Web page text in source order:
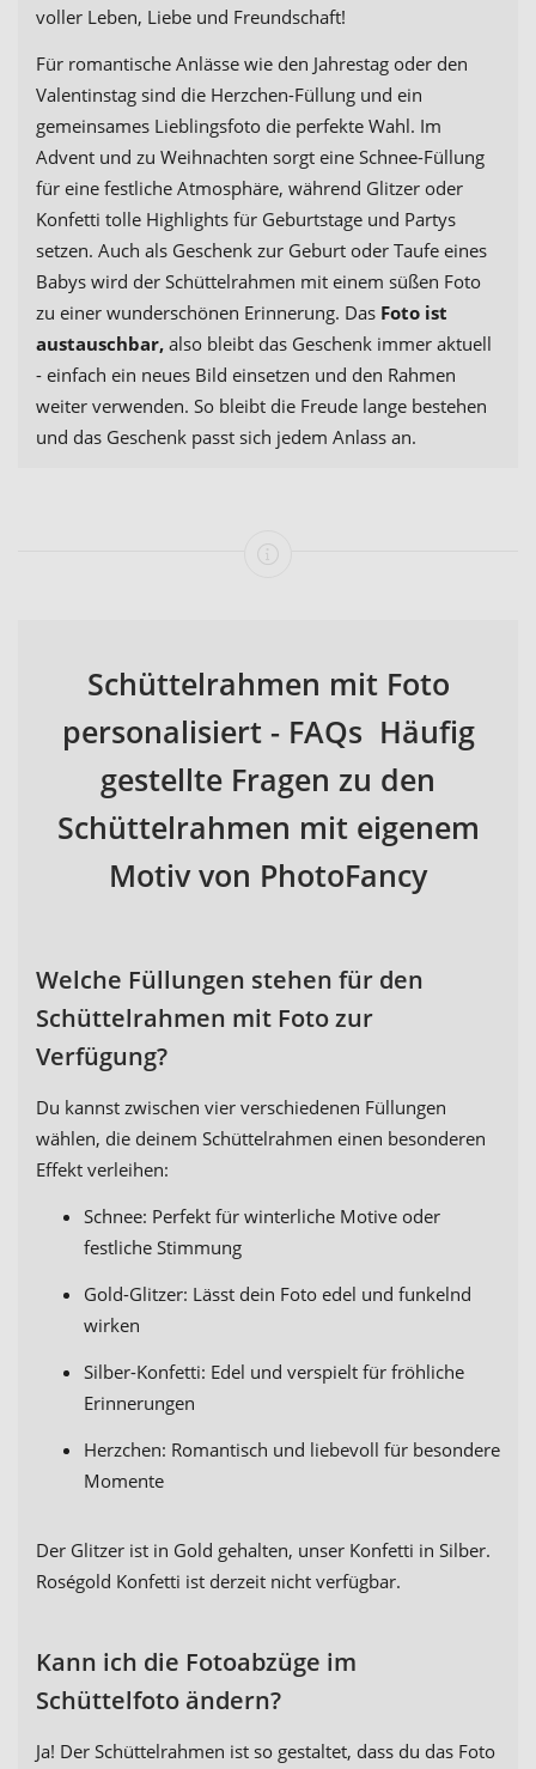
voller Leben, Liebe und Freundschaft!
Für romantische Anlässe wie den Jahrestag oder den
Valentinstag sind die Herzchen-Füllung und ein
gemeinsames Lieblingsfoto die perfekte Wahl. Im
Advent und zu Weihnachten sorgt eine Schnee-Füllung
für eine festliche Atmosphäre, während Glitzer oder
Konfetti tolle Highlights für Geburtstage und Partys
setzen. Auch als Geschenk zur Geburt oder Taufe eines
Babys wird der Schüttelrahmen mit einem süßen Foto
zu einer wunderschönen Erinnerung. Das Foto ist
austauschbar, also bleibt das Geschenk immer aktuell
- einfach ein neues Bild einsetzen und den Rahmen
weiter verwenden. So bleibt die Freude lange bestehen
und das Geschenk passt sich jedem Anlass an.
Schüttelrahmen mit Foto
personalisiert - FAQs Häufig
gestellte Fragen zu den
Schüttelrahmen mit eigenem
Motiv von PhotoFancy
Welche Füllungen stehen für den
Schüttelrahmen mit Foto zur
Verfügung?
Du kannst zwischen vier verschiedenen Füllungen
wählen, die deinem Schüttelrahmen einen besonderen
Effekt verleihen:
Schnee: Perfekt für winterliche Motive oder
festliche Stimmung
Gold-Glitzer: Lässt dein Foto edel und funkelnd
wirken
Silber-Konfetti: Edel und verspielt für fröhliche
Erinnerungen
Herzchen: Romantisch und liebevoll für besondere
Momente
Der Glitzer ist in Gold gehalten, unser Konfetti in Silber.
Roségold Konfetti ist derzeit nicht verfügbar.
Kann ich die Fotoabzüge im
Schüttelfoto ändern?
Ja! Der Schüttelrahmen ist so gestaltet, dass du das Foto